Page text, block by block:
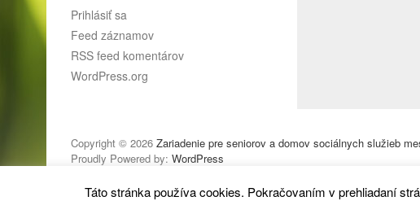
Prihlásiť sa
Feed záznamov
RSS feed komentárov
WordPress.org
Copyright © 2026 Zariadenie pre seniorov a domov sociálnych služieb
Proudly Powered by: WordPress
Táto stránka používa cookies. Pokračovaním v prehliadaní